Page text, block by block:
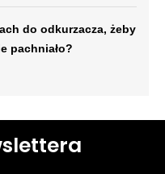
do odkurzacza, żeby
pachniało?